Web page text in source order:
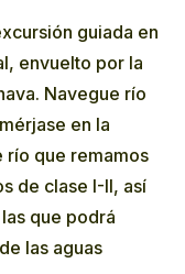
guiada en
envuelto por la
Navegue río
en la
río que remamos
de clase I-II, así
que podrá
las aguas